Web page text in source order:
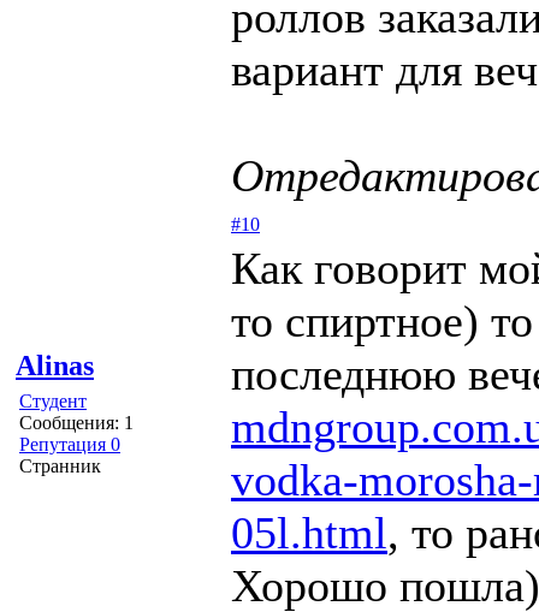
роллов
вариант для
Alinas
Студент
Сообщения: 1
Репутация 0
Странник
#10
Как говорит
то спиртное)
последнюю
vodka-
05l.html, то
Хорошо